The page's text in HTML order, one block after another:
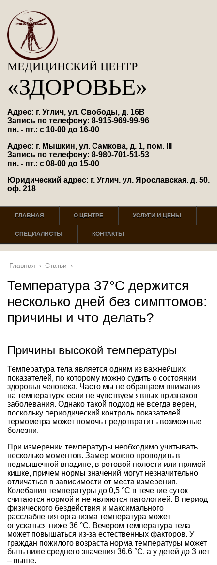
МЕДИЦИНСКИЙ ЦЕНТР
«ЗДОРОВЬЕ»
Адрес: г. Углич, ул. Свободы, д. 16В
Запись по телефону: 8-915-969-99-96
пн. - пт.: с 10-00 до 16-00
Адрес: г. Мышкин, ул. Самкова, д. 1, пом. III
Запись по телефону: 8-980-701-51-53
пн. - пт.: с 08-00 до 15-00
Юридический адрес: г. Углич, ул. Ярославская, д. 50,
оф. 218
ГЛАВНАЯ О ЦЕНТРЕ УСЛУГИ И ЦЕНЫ
СПЕЦИАЛИСТЫ КОНТАКТЫ
Главная › Статьи ›
Температура 37°С держится
несколько дней без симптомов:
причины и что делать?
Причины высокой температуры
Температура тела является одним из важнейших
показателей, по которому можно судить о состоянии
здоровья человека. Часто мы не обращаем внимания
на температуру, если не чувствуем явных признаков
заболевания. Однако такой подход не всегда верен,
поскольку периодический контроль показателей
термометра может помочь предотвратить возможные
болезни.
При измерении температуры необходимо учитывать
несколько моментов. Замер можно проводить в
подмышечной впадине, в ротовой полости или прямой
кишке, причем нормы значений могут незначительно
отличаться в зависимости от места измерения.
Колебания температуры до 0,5 °C в течение суток
считаются нормой и не являются патологией. В период
физического бездействия и максимального
расслабления организма температура может
опускаться ниже 36 °C. Вечером температура тела
может повышаться из-за естественных факторов. У
граждан пожилого возраста норма температуры может
быть ниже среднего значения 36,6 °C, а у детей до 3 лет
– выше.